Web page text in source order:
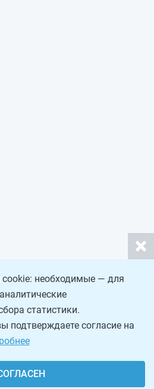
необходимые — для
статистики.
подтверждаете согласие на